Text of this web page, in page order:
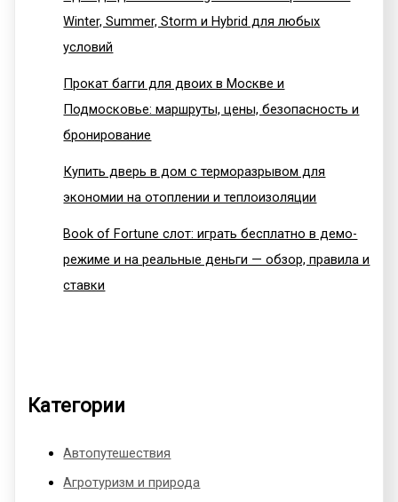
Winter, Summer, Storm и Hybrid для любых
условий
Прокат багги для двоих в Москве и
Подмосковье: маршруты, цены, безопасность и
бронирование
Купить дверь в дом с терморазрывом для
экономии на отоплении и теплоизоляции
Book of Fortune слот: играть бесплатно в демо-
режиме и на реальные деньги — обзор, правила и
ставки
Категории
Автопутешествия
Агротуризм и природа